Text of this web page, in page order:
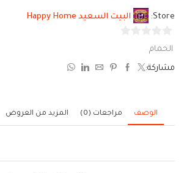
Store: البيت السعيد Happy Home
الحمام
مشاركة:
الوصف مراجعات (0) المزيد من العروض